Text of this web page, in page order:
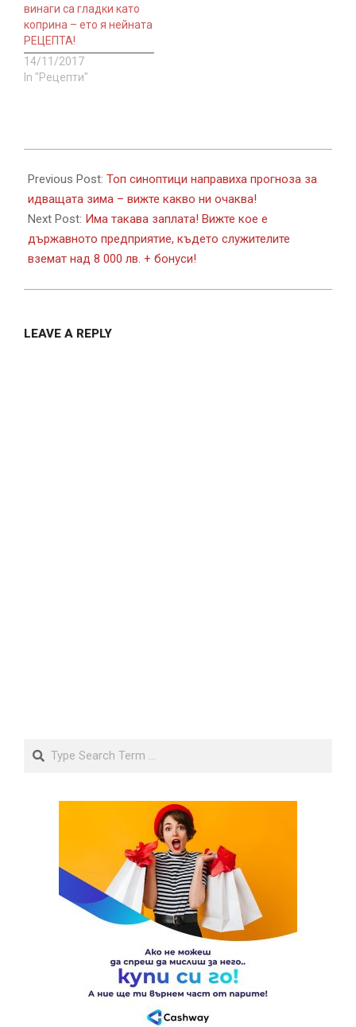
винаги са гладки като
коприна – ето я нейната
РЕЦЕПТА!
14/11/2017
In "Рецепти"
09-
13
Previous Post: Топ синоптици направиха прогноза за
идващата зима – вижте какво ни очаква!
Next Post: Има такава заплата! Вижте кое е
държавното предприятие, където служителите
вземат над 8 000 лв. + бонуси!
LEAVE A REPLY
Search